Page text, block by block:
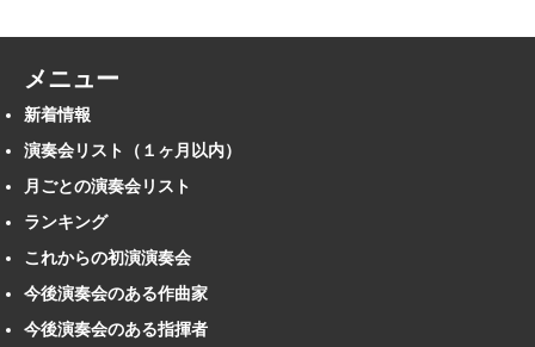
メニュー
新着情報
演奏会リスト（１ヶ月以内）
月ごとの演奏会リスト
ランキング
これからの初演演奏会
今後演奏会のある作曲家
今後演奏会のある指揮者